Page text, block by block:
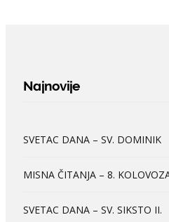
Najnovije
SVETAC DANA – SV. DOMINIK
MISNA ČITANJA – 8.
SVETAC DANA – SV. SIKSTO II.